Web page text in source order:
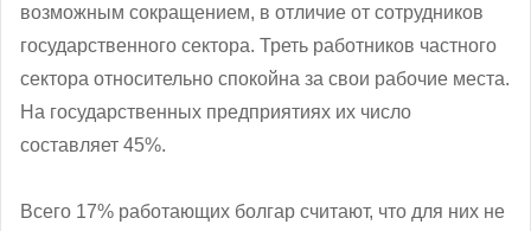
возможным сокращением, в отличие от сотрудников
государственного сектора. Треть работников частного
сектора относительно спокойна за свои рабочие места.
На государственных предприятиях их число
составляет 45%.
Всего 17% работающих болгар считают, что для них не